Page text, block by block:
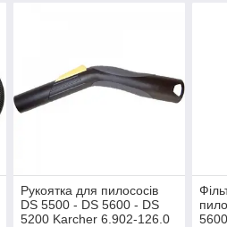
Рукоятка для пилососів
DS 5500 - DS 5600 - DS
5200 Karcher 6.902-126.0